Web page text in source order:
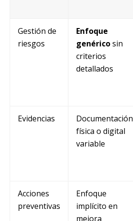
Gestión de
riesgos
Enfoque
genéricosin
criterios
detallados
Evidencias
Documentación
física o digital
variable
Acciones
preventivas
Enfoque
implícito en
mejora